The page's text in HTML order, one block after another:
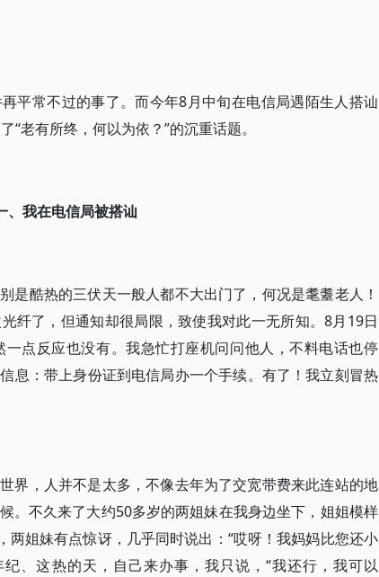
平常不过的事了。而今年8月中旬在电信局遇陌生人搭讪
老有所终，何以为依？”的沉重话题。
、我在电信局被搭讪
是酷热的三伏天一般人都不大出门了，何况是耄耋老人！
纤了，但通知却很局限，致使我对此一无所知。8月19日
点反应也没有。我急忙打座机问问他人，不料电话也停
息：带上身份证到电信局办一个手续。有了！我立刻冒热
界，人并不是太多，不像去年为了交宽带费来此连站的地
。不久来了大约50多岁的两姐妹在我身边坐下，姐姐模样
两姐妹有点惊讶，几乎同时说出：“哎呀！我妈妈比您还小
、这热的天，自己来办事，我只说，“我还行，我可以